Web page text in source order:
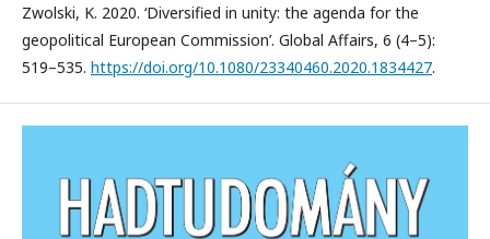
Zwolski, K. 2020. ‘Diversified in unity: the agenda for the
geopolitical European Commission’. Global Affairs, 6 (4–5):
519–535. https://doi.org/10.1080/23340460.2020.1834427.